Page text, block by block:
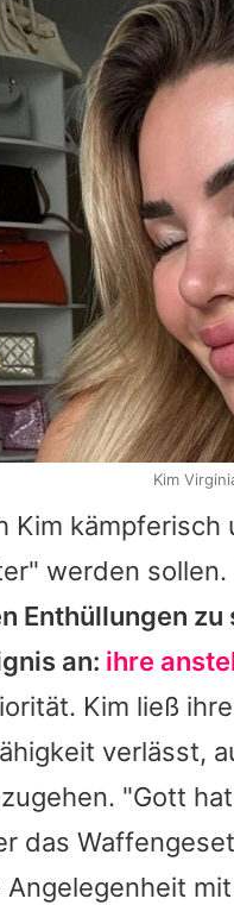
Kim kämpferisch
werden sollen.
Enthüllungen
an: ihre
Kim ließ
verlässt,
"Gott
das
Kim